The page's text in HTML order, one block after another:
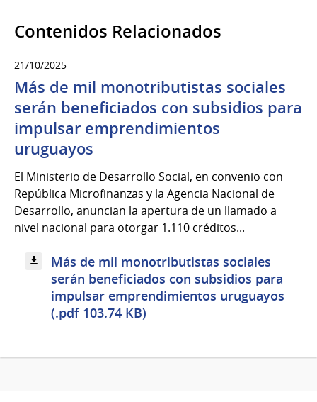
Contenidos Relacionados
21/10/2025
Más de mil monotributistas sociales
serán beneficiados con subsidios para
impulsar emprendimientos
uruguayos
El Ministerio de Desarrollo Social, en convenio con
República Microfinanzas y la Agencia Nacional de
Desarrollo, anuncian la apertura de un llamado a
nivel nacional para otorgar 1.110 créditos...
Más de mil monotributistas sociales
serán beneficiados con subsidios para
impulsar emprendimientos uruguayos
(.pdf 103.74 KB)